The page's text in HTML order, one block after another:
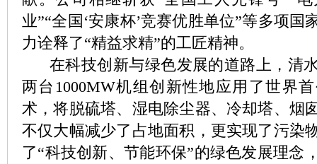
业”“全国‘安康杯’竞赛优胜单位”等多项国
力诠释了“精益求精”的工匠精神。
在科技创新与绿色发展的道路上，清
两台1000MW机组创新性地应用了世界
术，将脱硫塔、湿电除尘器、冷却塔、烟
不仅大幅减少了占地面积，更实现了污染
了“科技创新、节能环保”的绿色发展理念